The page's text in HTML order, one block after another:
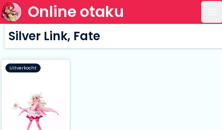
Online otaku
Silver Link, Fate
Uitverkocht